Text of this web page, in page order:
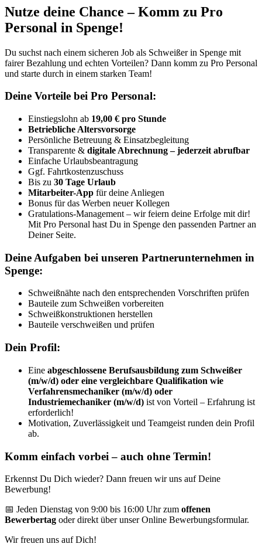
Nutze deine Chance – Komm zu Pro
Personal in Spenge!
Du suchst nach einem sicheren Job als Schweißer in Spenge mit
fairer Bezahlung und echten Vorteilen? Dann komm zu Pro Personal
und starte durch in einem starken Team!
Deine Vorteile bei Pro Personal:
Einstiegslohn ab 19,00 € pro Stunde
Betriebliche Altersvorsorge
Persönliche Betreuung & Einsatzbegleitung
Transparente & digitale Abrechnung – jederzeit abrufbar
Einfache Urlaubsbeantragung
Ggf. Fahrtkostenzuschuss
Bis zu 30 Tage Urlaub
Mitarbeiter-App für deine Anliegen
Bonus für das Werben neuer Kollegen
Gratulations-Management – wir feiern deine Erfolge mit dir!
Mit Pro Personal hast Du in Spenge den passenden Partner an
Deiner Seite.
Deine Aufgaben bei unseren Partnerunternehmen in
Spenge:
Schweißnähte nach den entsprechenden Vorschriften prüfen
Bauteile zum Schweißen vorbereiten
Schweißkonstruktionen herstellen
Bauteile verschweißen und prüfen
Dein Profil:
Eine abgeschlossene Berufsausbildung zum Schweißer
(m/w/d) oder eine vergleichbare Qualifikation wie
Verfahrensmechaniker (m/w/d) oder
Industriemechaniker (m/w/d) ist von Vorteil – Erfahrung ist
erforderlich!
Motivation, Zuverlässigkeit und Teamgeist runden dein Profil
ab.
Komm einfach vorbei – auch ohne Termin!
Erkennst Du Dich wieder? Dann freuen wir uns auf Deine
Bewerbung!
📅 Jeden Dienstag von 9:00 bis 16:00 Uhr zum offenen
Bewerbertag oder direkt über unser Online Bewerbungsformular.
Wir freuen uns auf Dich!